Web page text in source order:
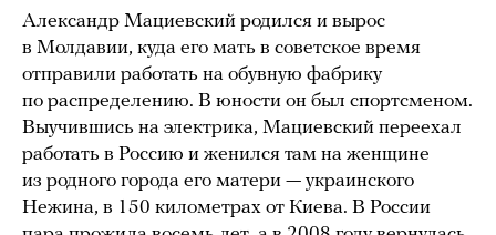
Александр Мациевский родился и вырос
в Молдавии, куда его мать в советское время
отправили работать на обувную фабрику
по распределению. В юности он был спортсменом.
Выучившись на электрика, Мациевский переехал
работать в Россию и женился там на женщине
из родного города его матери — украинского
Нежина, в 150 километрах от Киева. В России